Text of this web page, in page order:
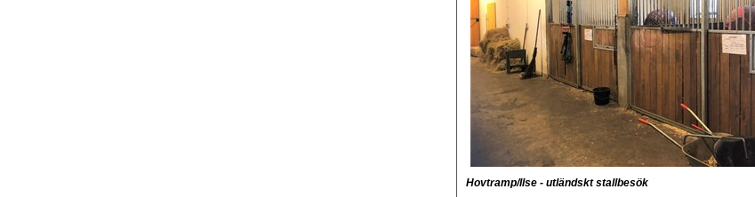
Hovtramp/Ilse - utländskt stallbesök